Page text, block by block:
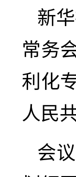
新
常务
利化
人民
会